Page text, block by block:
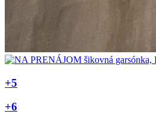
+5
+6